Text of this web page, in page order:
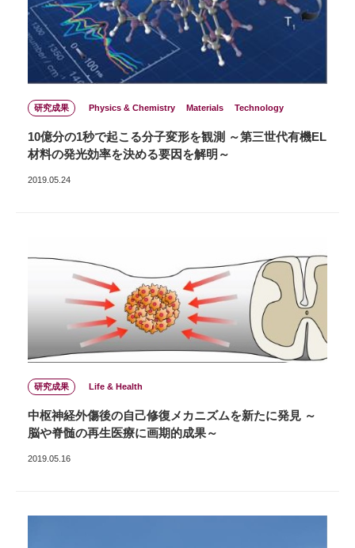
研究成果 Physics & Chemistry Materials Technology
10億分の1秒で起こる分子変形を観測 ～第三世代有機EL
材料の発光効率を決める要因を解明～
2019.05.24
研究成果 Life & Health
中枢神経外傷後の自己修復メカニズムを新たに発見 ～
脳や脊髄の再生医療に画期的成果～
2019.05.16